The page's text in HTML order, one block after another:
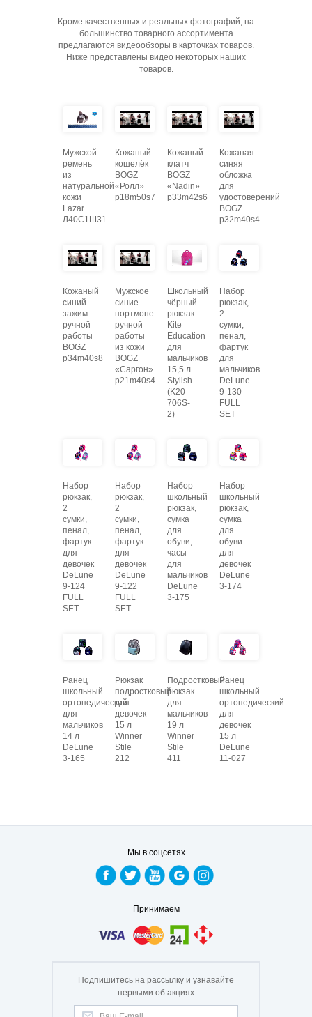
Кроме качественных и реальных фотографий, на
большинство товарного ассортимента
предлагаются видеообзоры в карточках товаров.
Ниже представлены видео некоторых наших
товаров.
Мужской
ремень
из
натуральной
кожи
Lazar
Л40С1Ш31
Кожаный
кошелёк
BOGZ
«Ролл»
p18m50s7
Кожаный
клатч
BOGZ
«Nadin»
p33m42s6
Кожаная
синяя
обложка
для
удостоверений
BOGZ
p32m40s4
Кожаный
синий
зажим
ручной
работы
BOGZ
p34m40s8
Мужское
синие
портмоне
ручной
работы
из кожи
BOGZ
«Саргон»
p21m40s4
Школьный
чёрный
рюкзак
Kite
Education
для
мальчиков
15,5 л
Stylish
(K20-
706S-
2)
Набор
рюкзак,
2
сумки,
пенал,
фартук
для
мальчиков
DeLune
9-130
FULL
SET
Набор
рюкзак,
2
сумки,
пенал,
фартук
для
девочек
DeLune
9-124
FULL
SET
Набор
рюкзак,
2
сумки,
пенал,
фартук
для
девочек
DeLune
9-122
FULL
SET
Набор
школьный
рюкзак,
сумка
для
обуви,
часы
для
мальчиков
DeLune
3-175
Набор
школьный
рюкзак,
сумка
для
обуви
для
девочек
DeLune
3-174
Ранец
школьный
ортопедический
для
мальчиков
14 л
DeLune
3-165
Рюкзак
подростковый
для
девочек
15 л
Winner
Stile
212
Подростковый
рюкзак
для
мальчиков
19 л
Winner
Stile
411
Ранец
школьный
ортопедический
для
девочек
15 л
DeLune
11-027
Мы в соцсетях
Принимаем
Подпишитесь на рассылку и узнавайте
первыми об акциях